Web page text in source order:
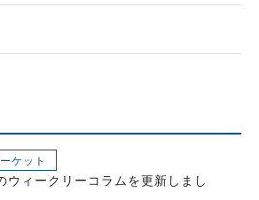
ケット
ウィークリーコラムを更新しまし